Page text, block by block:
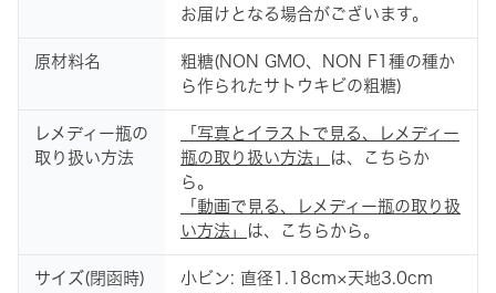
お届けとなる場合がございます。
原材料名
粗糖(NON GMO、NON F1種の種か
ら作られたサトウキビの粗糖)
レメディー瓶の
取り扱い方法
「写真とイラストで見る、レメディー
瓶の取り扱い方法」
は、こちらか
ら。
「動画で見る、レメディー瓶の取り扱
い方法」
は、こちらから。
サイズ(閉函時)
小ビン: 直径1.18cm×天地3.0cm